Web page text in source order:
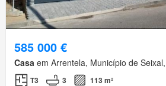
585 000 €
Casa em Arrentela, Município de
T3 3 113 m²